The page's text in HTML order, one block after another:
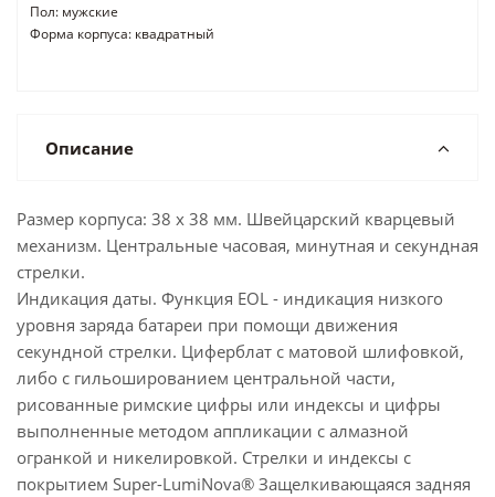
Пол: мужские
Форма корпуса: квадратный
Описание
Размер корпуса: 38 х 38 мм. Швейцарский кварцевый
механизм. Центральные часовая, минутная и секундная
стрелки.
Индикация даты. Функция EOL - индикация низкого
уровня заряда батареи при помощи движения
секундной стрелки. Циферблат с матовой шлифовкой,
либо с гильошированием центральной части,
рисованные римские цифры или индексы и цифры
выполненные методом аппликации с алмазной
огранкой и никелировкой. Стрелки и индексы с
покрытием Super-LumiNova® Защелкивающаяся задняя